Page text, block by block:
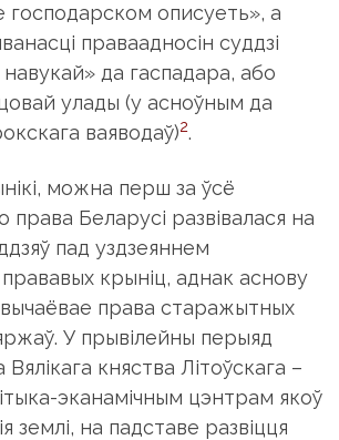
господарском описуеть», а
праваадносін суддзі
навукай» да гаспадара, або
улады (у асноўным да
ваяводаў)2.
можна перш за ўсё
права Беларусі развівалася на
пад уздзеяннем
крыніц, аднак аснову
права старажытных
У прывілейны перыяд
Вялікага княства Літоўскага –
эканамічным цэнтрам якоў
землі, на падставе развіцця